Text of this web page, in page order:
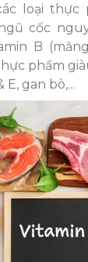
loại
cốc
B
phẩm
E, gan bò,...